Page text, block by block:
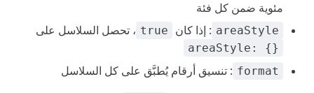
مئوية ضمن كل فئة
areaStyle : إذا كان true ، تحصل السلاسل على
areaStyle: {}
format : تنسيق أرقام يُطبَّق على كل السلاسل